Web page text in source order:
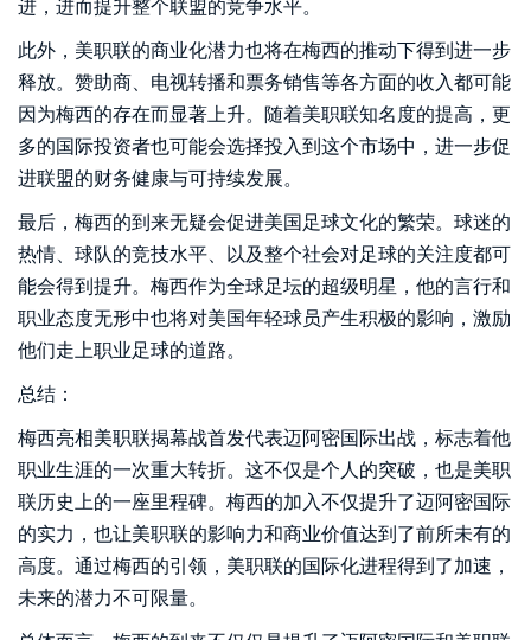
进，进而提升整个联盟的竞争水平。
此外，美职联的商业化潜力也将在梅西的推动下得到进一步
释放。赞助商、电视转播和票务销售等各方面的收入都可能
因为梅西的存在而显著上升。随着美职联知名度的提高，更
多的国际投资者也可能会选择投入到这个市场中，进一步促
进联盟的财务健康与可持续发展。
最后，梅西的到来无疑会促进美国足球文化的繁荣。球迷的
热情、球队的竞技水平、以及整个社会对足球的关注度都可
能会得到提升。梅西作为全球足坛的超级明星，他的言行和
职业态度无形中也将对美国年轻球员产生积极的影响，激励
他们走上职业足球的道路。
总结：
梅西亮相美职联揭幕战首发代表迈阿密国际出战，标志着他
职业生涯的一次重大转折。这不仅是个人的突破，也是美职
联历史上的一座里程碑。梅西的加入不仅提升了迈阿密国际
的实力，也让美职联的影响力和商业价值达到了前所未有的
高度。通过梅西的引领，美职联的国际化进程得到了加速，
未来的潜力不可限量。